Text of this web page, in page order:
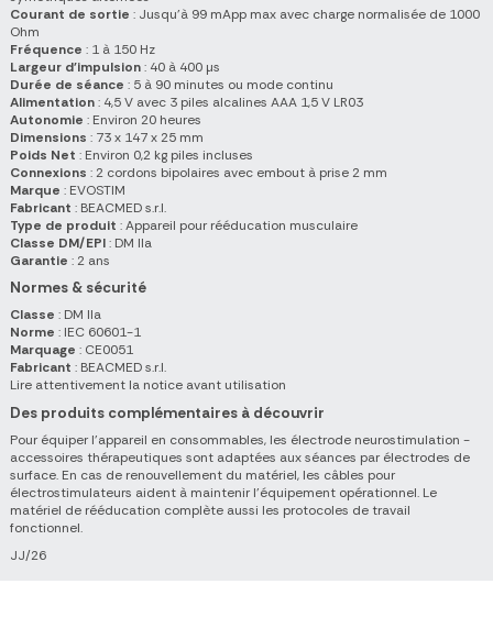
Courant de sortie : Jusqu'à 99 mApp max avec charge normalisée de 1000
Ohm
Fréquence : 1 à 150 Hz
Largeur d'impulsion: 40 à 400 µs
Durée de séance : 5 à 90 minutes ou mode continu
Alimentation: 4,5 V avec 3 piles alcalines AAA 1,5 V LR03
Autonomie : Environ 20 heures
Dimensions : 73 x 147 x 25 mm
Poids Net : Environ 0,2 kg piles incluses
Connexions : 2 cordons bipolaires avec embout à prise 2 mm
Marque : EVOSTIM
Fabricant : BEACMED s.r.l.
Type de produit : Appareil pour rééducation musculaire
Classe DM/EPI: DM IIa
Garantie : 2 ans
Normes & sécurité
Classe : DM IIa
Norme : IEC 60601-1
Marquage : CE0051
Fabricant : BEACMED s.r.l.
Lire attentivement la notice avant utilisation
Des produits complémentaires à découvrir
Pour équiper l’appareil en consommables, les électrode neurostimulation -
accessoires thérapeutiques sont adaptées aux séances par électrodes de
surface. En cas de renouvellement du matériel, les câbles pour
électrostimulateurs aident à maintenir l’équipement opérationnel. Le
matériel de rééducation complète aussi les protocoles de travail
fonctionnel.
JJ/26